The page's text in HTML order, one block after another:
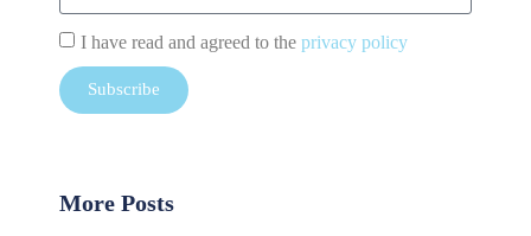
I have read and agreed to the privacy policy
Subscribe
More Posts